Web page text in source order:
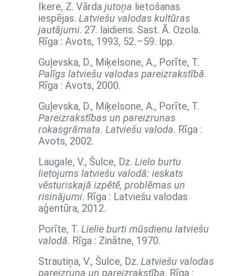
Ikere, Z. Vārda jutoņa lietošanas
iespējas. Latviešu valodas kultūras
jautājumi. 27. laidiens. Sast. Ā. Ozola.
Rīga : Avots, 1993, 52.–59. lpp.
Guļevska, D., Miķelsone, A., Porīte, T.
Palīgs latviešu valodas pareizrakstībā.
Rīga : Avots, 2000.
Guļevska, D., Miķelsone, A., Porīte, T.
Pareizrakstības un pareizrunas
rokasgrāmata. Latviešu valoda. Rīga :
Avots, 2002.
Laugale, V., Šulce, Dz. Lielo burtu
lietojums latviešu valodā: ieskats
vēsturiskajā izpētē, problēmas un
risinājumi. Rīga : Latviešu valodas
aģentūra, 2012.
Porīte, T. Lielie burti mūsdienu latviešu
valodā. Rīga : Zinātne, 1970.
Strautiņa, V., Šulce, Dz. Latviešu valodas
pareizruna un pareizrakstība. Rīga :